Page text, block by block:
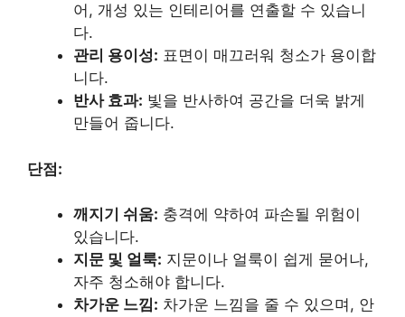
어, 개성 있는 인테리어를 연출할 수 있습니
다.
관리 용이성: 표면이 매끄러워 청소가 용이합
니다.
반사 효과: 빛을 반사하여 공간을 더욱 밝게
만들어 줍니다.
단점:
깨지기 쉬움: 충격에 약하여 파손될 위험이
있습니다.
지문 및 얼룩: 지문이나 얼룩이 쉽게 묻어나,
자주 청소해야 합니다.
차가운 느낌: 차가운 느낌을 줄 수 있으며, 안